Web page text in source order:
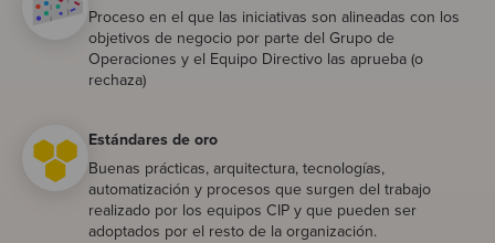
Proceso en el que las iniciativas son alineadas con los
objetivos de negocio por parte del Grupo de
Operaciones y el Equipo Directivo las aprueba (o
rechaza)
Estándares de oro
Buenas prácticas, arquitectura, tecnologías,
automatización y procesos que surgen del trabajo
realizado por los equipos CIP y que pueden ser
adoptados por el resto de la organización.